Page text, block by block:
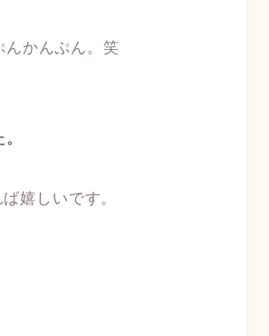
んかんぷん。笑
嬉しいです。